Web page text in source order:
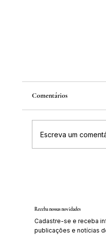
Comentários
Escreva um
Receba nossas novidades
Cadastre-se e receba
publicações e notícias